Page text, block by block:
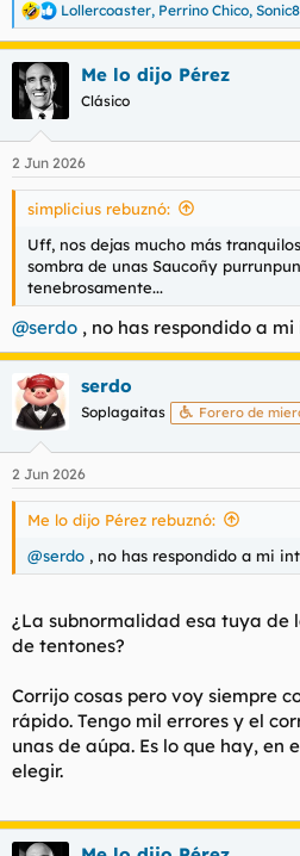
R
e
a
c
c
e
s
Lollercoaster, Perrino Chico,
Me lo dijo Pérez
Clásico
2 Jun 2026
simplicius rebuznó:
Uff, nos dejas mucho más
sombra de unas Saucoñy
tenebrosamente...
@serdo , no has respondido a
serdo
Soplagaitas Forero de
2 Jun 2026
Me lo dijo Pérez rebuznó:
@serdo , no has respondido a mi
¿La subnormalidad esa tuya de
de tentones?
Corrijo cosas pero voy siempre
rápido. Tengo mil errores y el
unas de aúpa. Es lo que hay, en
elegir.